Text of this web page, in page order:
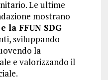
Le ultime
mostrano
la FFUN SDG
sviluppando
la
e valorizzando il